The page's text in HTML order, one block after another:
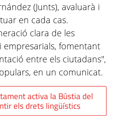
(Junts), avaluarà i
en cada cas.
clara de les
empresarials, fomentant
entre els ciutadans",
en un comunicat.
activa la Bústia del
els drets lingüístics